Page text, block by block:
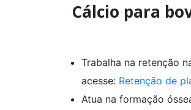
Cálcio para
Trabalha na retenção
acesse: Retenção de
Atua na formação